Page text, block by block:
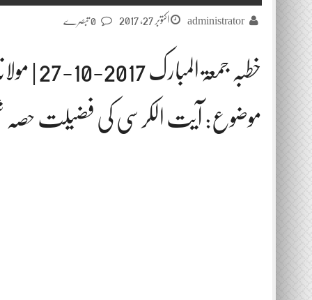
administrator اکتوبر 27, 2017
خطبہ جمعۃ المبارک 2017-10-27 | مولانا ابوبکر حنیف
موضوع: آیت الکرسی کی فضیلت حصہ